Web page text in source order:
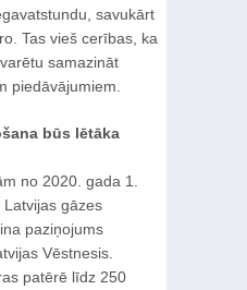
savukārt
Tas vieš cerības, ka
samazināt
piedāvājumiem.
būs lētāka
no 2020. gada 1.
gāzes
paziņojums
Vēstnesis.
patērē līdz 250